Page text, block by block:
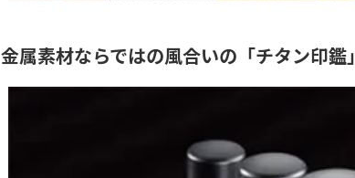
金属素材ならではの風合いの「チタン印鑑」